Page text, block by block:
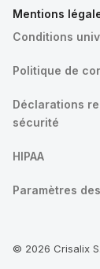
Mentions
Conditions
Politique de
Déclarations
sécurité
HIPAA
Paramètres
© 2026 Crisalix